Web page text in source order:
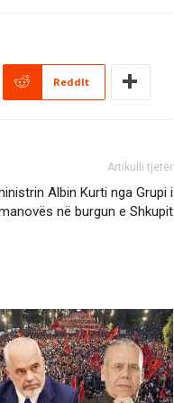
ReddIt
Artikulli tjetër
Albin Kurti nga Grupi i
në burgun e Shkupit